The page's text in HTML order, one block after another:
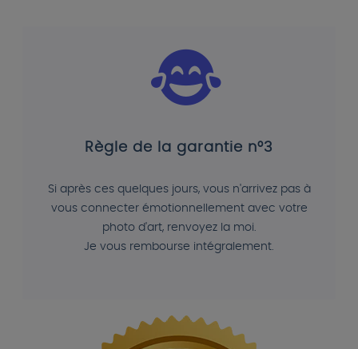
Règle de la garantie n°3
Si après ces quelques jours, vous n'arrivez pas à
vous connecter émotionnellement avec votre
photo d'art, renvoyez la moi.
Je vous rembourse intégralement.